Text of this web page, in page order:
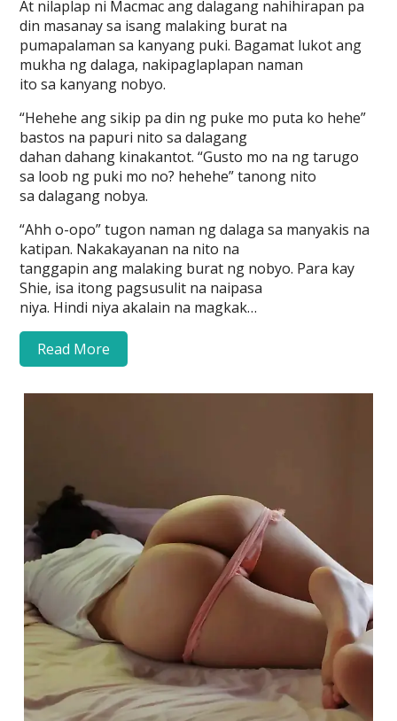
At nilaplap ni Macmac ang dalagang nahihirapan pa
din masanay sa isang malaking burat na
pumapalaman sa kanyang puki. Bagamat lukot ang
mukha ng dalaga, nakipaglaplapan naman
ito sa kanyang nobyo.
“Hehehe ang sikip pa din ng puke mo puta ko hehe”
bastos na papuri nito sa dalagang
dahan dahang kinakantot. “Gusto mo na ng tarugo
sa loob ng puki mo no? hehehe” tanong nito
sa dalagang nobya.
“Ahh o-opo” tugon naman ng dalaga sa manyakis na
katipan. Nakakayanan na nito na
tanggapin ang malaking burat ng nobyo. Para kay
Shie, isa itong pagsusulit na naipasa
niya. Hindi niya akalain na magkak…
Read More